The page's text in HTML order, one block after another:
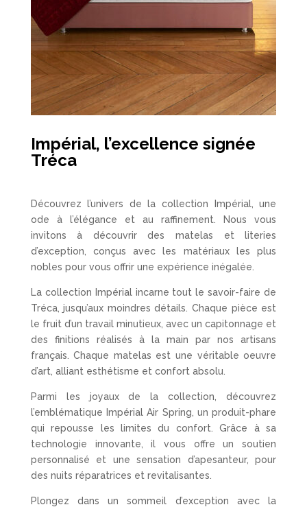
Impérial, l’excellence signée
Tréca
Découvrez l’univers de la collection Impérial, une
ode à l’élégance et au raffinement. Nous vous
invitons à découvrir des matelas et literies
d’exception, conçus avec les matériaux les plus
nobles pour vous offrir une expérience inégalée.
La collection Impérial incarne tout le savoir-faire de
Tréca, jusqu’aux moindres détails. Chaque pièce est
le fruit d’un travail minutieux, avec un capitonnage et
des finitions réalisés à la main par nos artisans
français. Chaque matelas est une véritable oeuvre
d’art, alliant esthétisme et confort absolu.
Parmi les joyaux de la collection, découvrez
l’emblématique Impérial Air Spring, un produit-phare
qui repousse les limites du confort. Grâce à sa
technologie innovante, il vous offre un soutien
personnalisé et une sensation d’apesanteur, pour
des nuits réparatrices et revitalisantes.
Plongez dans un sommeil d’exception avec la